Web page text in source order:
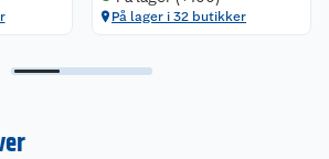
På lager i 32 butikker